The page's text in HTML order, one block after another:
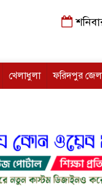
খেলাধুলা ফরিদপুর